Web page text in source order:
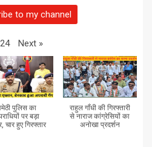
to my channel
24 Next »
पुलिस का
पर बड़ा
चार हुए गिरफ्तार
राहुल गाँधी की गिरफ्तारी
से नाराज कांग्रेसियों का
अनोखा प्रदर्शन